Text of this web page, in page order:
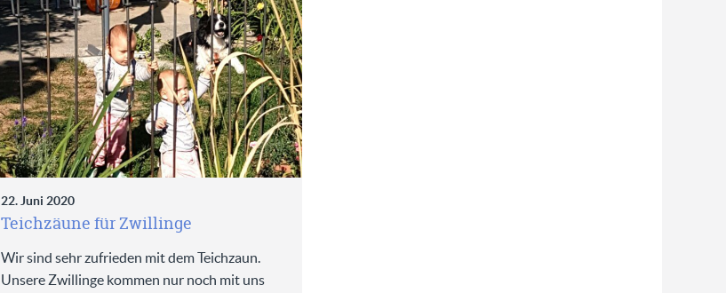
22. Juni 2020
Teichzäune für Zwillinge
Wir sind sehr zufrieden mit dem Teichzaun.
Unsere Zwillinge kommen nur noch mit uns